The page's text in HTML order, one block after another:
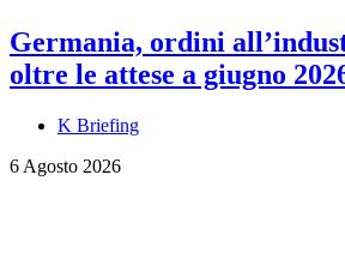
Germania, ordini
oltre le attese a giugno
K Briefing
6 Agosto 2026